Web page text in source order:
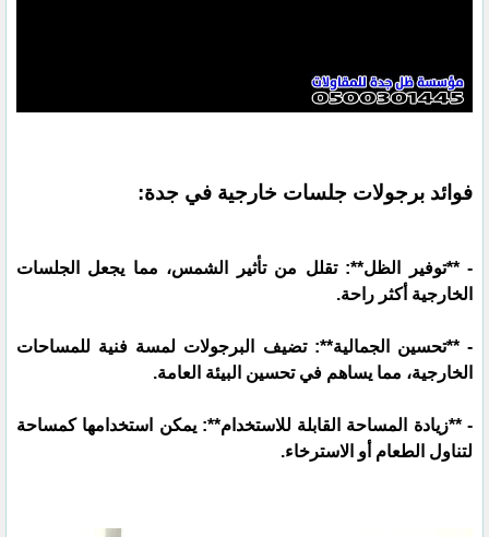
فوائد برجولات جلسات خارجية في جدة:
- **توفير الظل**: تقلل من تأثير الشمس، مما يجعل الجلسات
الخارجية أكثر راحة.
- **تحسين الجمالية**: تضيف البرجولات لمسة فنية للمساحات
الخارجية، مما يساهم في تحسين البيئة العامة.
- **زيادة المساحة القابلة للاستخدام**: يمكن استخدامها كمساحة
لتناول الطعام أو الاسترخاء.